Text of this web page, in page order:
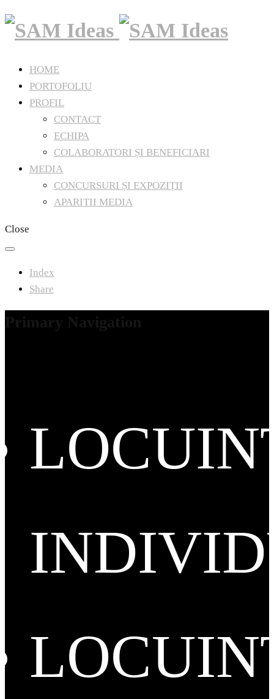
HOME
PORTOFOLIU
PROFIL
CONTACT
ECHIPA
COLABORATORI ȘI BENEFICIARI
MEDIA
CONCURSURI ȘI EXPOZIȚII
APARITII MEDIA
Close
Index
Share